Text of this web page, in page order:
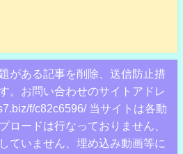
がある記事を削除、送信防止措
。お問い合わせのサイトアドレ
f/c82c6596/ 当サイトは各動
ロードは行なっておりません、
ていません、埋め込み動画等に